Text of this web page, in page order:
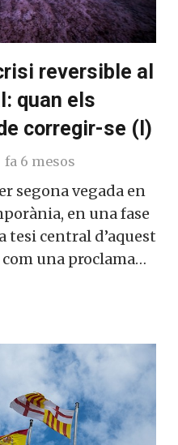
reversible al
quan els
corregir-se (I)
fa 6 mesos
segona vegada en
en una fase
tesi central d’aquest
una proclama…